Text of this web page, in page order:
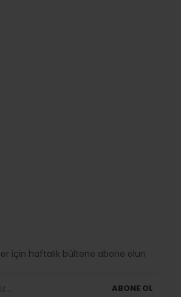
için haftalık bültene abone olun
ABONE OL